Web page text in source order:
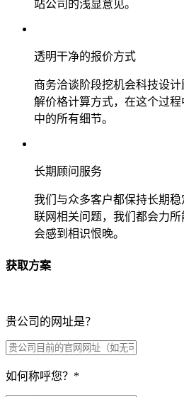
站公司的浅显意见。
透明干净的报价方式
商务洽谈阶段挖机会科技设
解价格计算方式，在这个过
中的所有细节。
长期顾问服务
我们与众多客户都保持长期
联网相关问题，我们都会力
会感到相识恨晚。
获取方案
贵公司的网址是？
如何称呼您？ *